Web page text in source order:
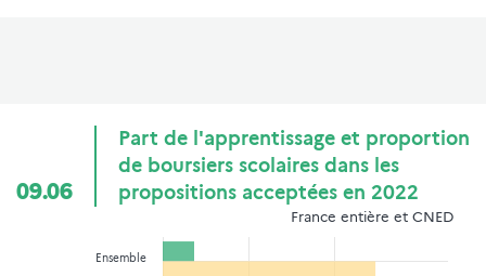
09.06
Part de l'apprentissage et proportion
de boursiers scolaires dans les
propositions acceptées en 2022
France entière et CNED
Ensemble